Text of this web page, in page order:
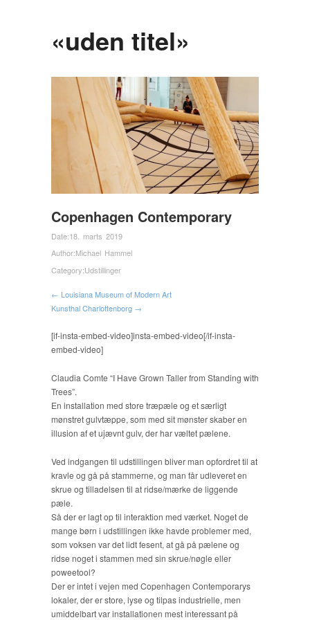
«uden titel»
Copenhagen Contemporary
Date:18. marts 2019
Author:Michael Hammel
Category:Udstillinger
← Louisiana Museum of Modern Art
Kunsthal Charlottenborg →
[if-insta-embed-video]insta-embed-video[/if-insta-
embed-video]
Claudia Comte “I Have Grown Taller from Standing with
Trees”.
En installation med store træpæle og et særligt
mønstret gulvtæppe, som med sit mønster skaber en
illusion af et ujævnt gulv, der har væltet pælene.
Ved indgangen til udstillingen bliver man opfordret til at
kravle og gå på stammerne, og man får udleveret en
skrue og tilladelsen til at ridse/mærke de liggende
pæle.
Så der er lagt op til interaktion med værket. Noget de
mange børn i udstillingen ikke havde problemer med,
som voksen var det lidt fesent, at gå på pælene og
ridse noget i stammen med sin skrue/nøgle eller
poweetool?
Der er intet i vejen med Copenhagen Contemporarys
lokaler, der er store, lyse og tilpas industrielle, men
umiddelbart var installationen mest interessant på